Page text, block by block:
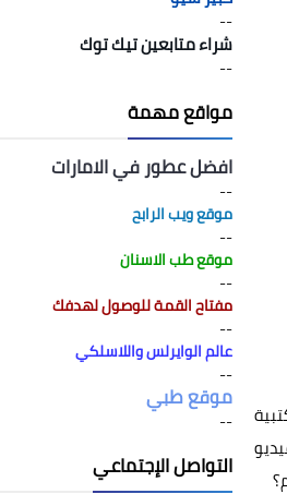
--
شراء متابعين تيك توك
--
مواقع مهمة
افضل عطور في الامارات
--
موقع ويب الرابح
--
موقع طب الاسنان
--
مفتاح القمة للوصول لهدفك
--
عالم الوايرلس واللاسلكي
--
موقع طبي
--
التواصل الإجتماعي